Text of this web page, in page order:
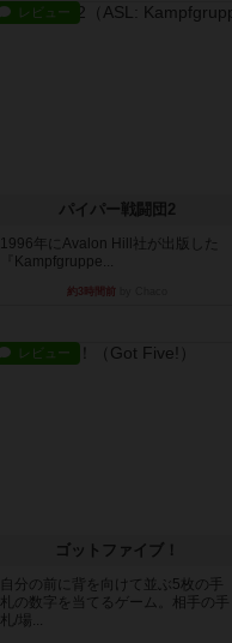
レビュー
パイパー戦闘団2
1996年にAvalon Hill社が出版した
『Kampfgruppe...
約3時間前
レビュー
ゴットファイブ！
自分の前に背を向けて並ぶ5枚の手
札の数字を当てるゲーム。相手の手
札/場...